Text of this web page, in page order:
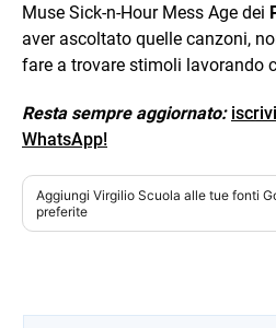
Muse Sick-n-Hour Mess Age dei
aver ascoltato quelle canzoni,
fare a trovare stimoli lavorando
Resta sempre aggiornato:
WhatsApp!
Aggiungi Virgilio Scuola alle tue fonti
preferite